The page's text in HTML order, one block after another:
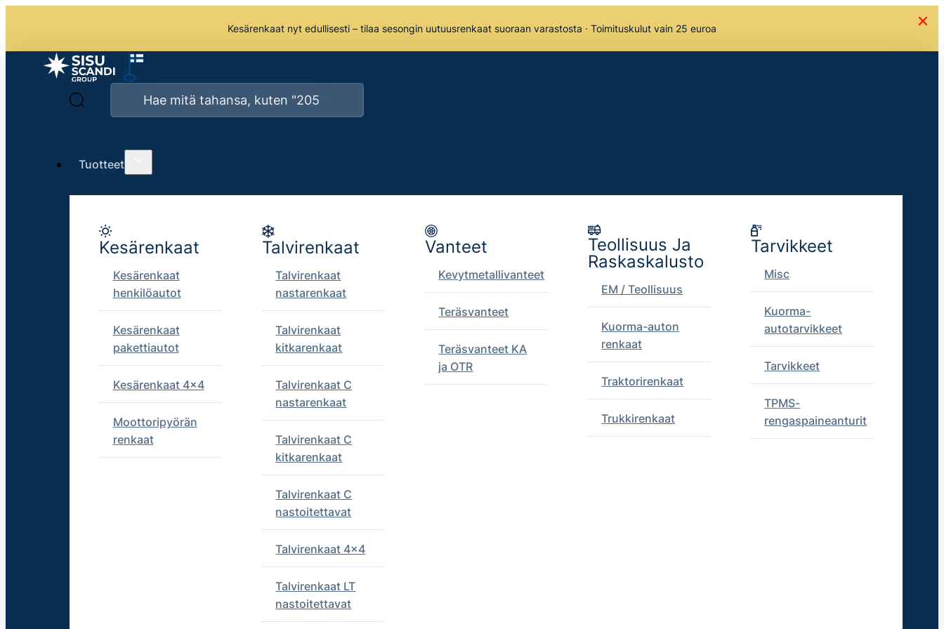
Kesärenkaat nyt edullisesti – tilaa sesongin uutuusrenkaat suoraan varastosta · Toimituskulut vain 25 euroa
Tuotteet
Kesärenkaat
Kesärenkaat
henkilöautot
Kesärenkaat
pakettiautot
Kesärenkaat 4x4
Moottoripyörän
renkaat
Talvirenkaat
Talvirenkaat
nastarenkaat
Talvirenkaat
kitkarenkaat
Talvirenkaat C
nastarenkaat
Talvirenkaat C
kitkarenkaat
Talvirenkaat C
nastoitettavat
Talvirenkaat 4x4
Talvirenkaat LT
nastoitettavat
Vanteet
Kevytmetallivanteet
Teräsvanteet
Teräsvanteet KA
ja OTR
Teollisuus Ja
Raskaskalusto
EM / Teollisuus
Kuorma-auton
renkaat
Traktorirenkaat
Trukkirenkaat
Tarvikkeet
Misc
Kuorma-
autotarvikkeet
Tarvikkeet
TPMS-
rengaspaineanturit